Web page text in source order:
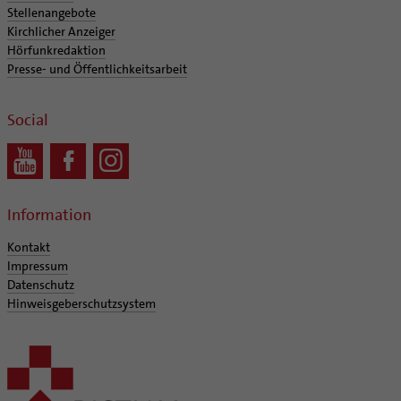
Ehe - Familie - Geschlechtergerechtigkeit
Kategoriale und Diakonale Seelsorge
Notfall
Schule
Gefängnisseelsorge
Segensorte
Veranstaltungen
Supervision
Coaching
Aufbrüche in der Kirche
Ehrenamtliche
Verwaltungsbeauftragte / Verwaltungsleitungen in
Pfarrgemeinden
Stellenangebote
Kirchlicher Anzeiger
Hörfunkredaktion
Presse- und Öffentlichkeitsarbeit
Social
Information
Kontakt
Impressum
Datenschutz
Hinweisgeberschutzsystem